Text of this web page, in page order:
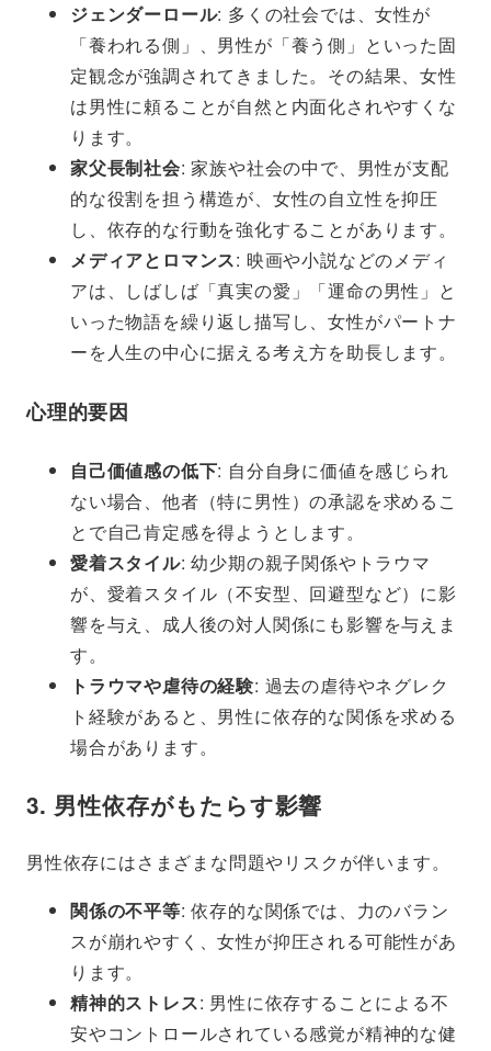
ジェンダーロール: 多くの社会では、女性が
「養われる側」、男性が「養う側」といった固
定観念が強調されてきました。その結果、女性
は男性に頼ることが自然と内面化されやすくな
ります。
家父長制社会: 家族や社会の中で、男性が支配
的な役割を担う構造が、女性の自立性を抑圧
し、依存的な行動を強化することがあります。
メディアとロマンス: 映画や小説などのメディ
アは、しばしば「真実の愛」「運命の男性」と
いった物語を繰り返し描写し、女性がパートナ
ーを人生の中心に据える考え方を助長します。
心理的要因
自己価値感の低下: 自分自身に価値を感じられ
ない場合、他者（特に男性）の承認を求めるこ
とで自己肯定感を得ようとします。
愛着スタイル: 幼少期の親子関係やトラウマ
が、愛着スタイル（不安型、回避型など）に影
響を与え、成人後の対人関係にも影響を与えま
す。
トラウマや虐待の経験: 過去の虐待やネグレク
ト経験があると、男性に依存的な関係を求める
場合があります。
3. 男性依存がもたらす影響
男性依存にはさまざまな問題やリスクが伴います。
関係の不平等: 依存的な関係では、力のバラン
スが崩れやすく、女性が抑圧される可能性があ
ります。
精神的ストレス: 男性に依存することによる不
安やコントロールされている感覚が精神的な健